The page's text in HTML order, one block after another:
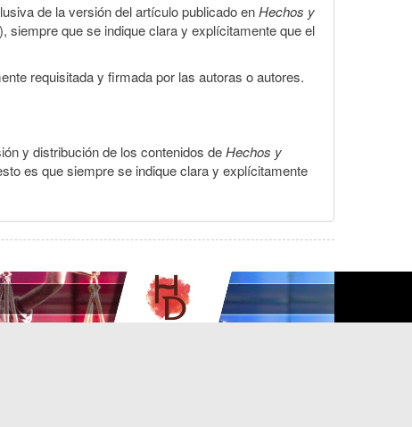
de la versión del artículo publicado enHechos y
siempre que se indique clara y explícitamente que el
requisitada y firmada por las autoras o autores.
y distribución de los contenidos deHechos y
es que siempre se indique clara y explícitamente